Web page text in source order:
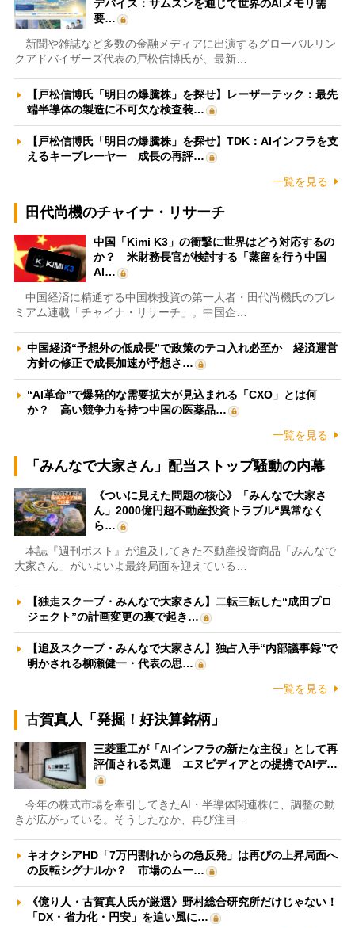
デバイス：サムスンを通じて世界のAIメモリ需
要…
新聞や雑誌など多数の金融メディアに出演するグローバルリン
クアドバイザーズ代表の戸松信博氏が、最新…
【戸松信博氏「明日の爆騰株」を探せ】レーザーテック：最先
端半導体の製造に不可欠な検査装…
【戸松信博氏「明日の爆騰株」を探せ】TDK：AIインフラを支
えるキープレーヤー 成長の再評…
一覧を見る
田代尚機のチャイナ・リサーチ
中国「Kimi K3」の衝撃に世界はどう対応するの
か？ 米財務長官が検討する「蒸留を行う中国
AI…
中国経済に精通する中国株投資の第一人者・田代尚機氏のプレ
ミアム連載「チャイナ・リサーチ」。中国企…
中国経済“予想外の低成長”で政策のテコ入れ必至か 経済運営
方針の修正で成長加速が予想さ…
“AI革命”で爆発的な需要拡大が見込まれる「CXO」とは何
か？ 高い競争力を持つ中国の医薬品…
一覧を見る
「みんなで大家さん」配当ストップ騒動の内幕
《ついに見えた問題の核心》「みんなで大家さ
ん」2000億円超不動産投資トラブル“異常なく
ら…
本誌『週刊ポスト』が追及してきた不動産投資商品「みんなで
大家さん」がいよいよ最終局面を迎えている…
【独走スクープ・みんなで大家さん】二転三転した“成田プロ
ジェクト”の計画変更の裏で起き…
【追及スクープ・みんなで大家さん】独占入手“内部議事録”で
明かされる柳瀬健一・代表の思…
一覧を見る
古賀真人「発掘！好決算銘柄」
三菱重工が「AIインフラの新たな主役」として再
評価される気運 エヌビディアとの提携でAIデ…
今年の株式市場を牽引してきたAI・半導体関連株に、調整の動
きが広がっている。そうしたなか、再び注目…
キオクシアHD「7万円割れからの急反発」は再びの上昇局面へ
の反転シグナルか？ 市場のムー…
《億り人・古賀真人氏が厳選》野村総合研究所だけじゃない！
「DX・省力化・円安」を追い風に…